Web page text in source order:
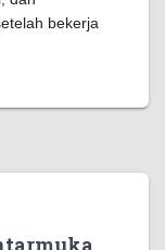
bekerja